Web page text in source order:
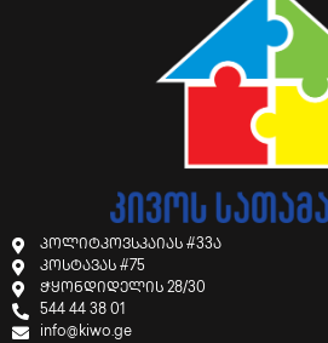
პოლიტკოვსკაიას #33ა
კოსტავას #75
ჭყონდიდელის 28/30
544 44 38 01
info@kiwo.ge